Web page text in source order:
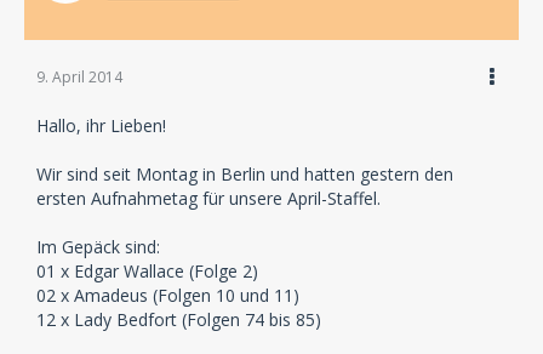
9. April 2014
Hallo, ihr Lieben!
Wir sind seit Montag in Berlin und hatten gestern den
ersten Aufnahmetag für unsere April-Staffel.
Im Gepäck sind:
01 x Edgar Wallace (Folge 2)
02 x Amadeus (Folgen 10 und 11)
12 x Lady Bedfort (Folgen 74 bis 85)